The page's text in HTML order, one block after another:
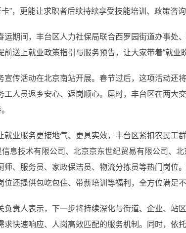
”，更能让求职者后续持续享受技能培训、政策咨
间，丰台区人力社保局联合西罗园街道办事处
送上就业政策指引与服务预告，让大家带着“就业盼
活动在北京南站开展。春节过后，这项活动还
人员返乡安心、返岗顺心。届时，丰台区在两大
服务更接地气、更具实效，丰台区紧扣农民工
息技术有限公司、北京京东世纪贸易有限公司、
师、服务员、家政保洁员、物流分拣员等热门岗位
位还提供包吃包住、带薪培训等福利，全方位满足
人表示，下一步将持续深化与街道、企业、站区
求快速响应、人岗高效匹配的服务机制。同时，依